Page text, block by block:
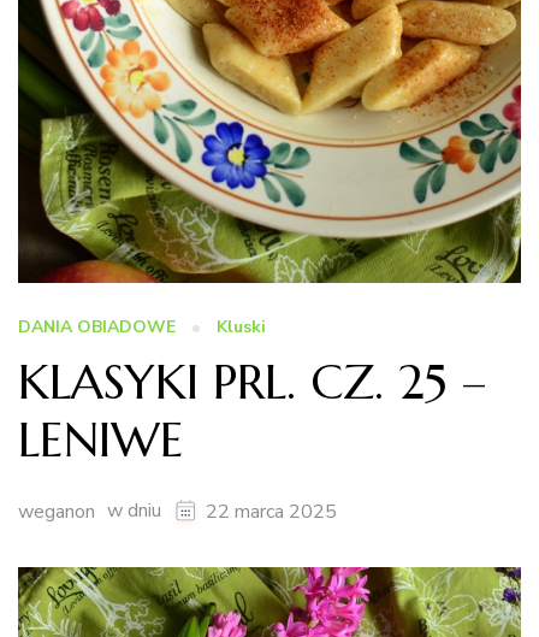
DANIA OBIADOWE Kluski
KLASYKI PRL. CZ. 25 –
LENIWE
weganon w dniu 22 marca 2025